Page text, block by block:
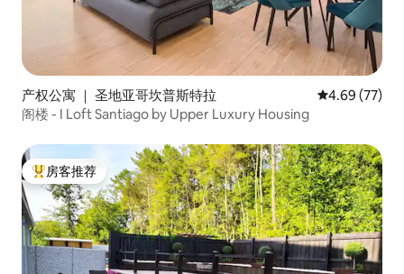
产权公寓 ｜ 圣地亚哥坎普斯特拉 平均评分
4.69 (77)
阁楼 - I Loft Santiago by Upper Luxury Housing
热门「房客推荐」
房客推荐